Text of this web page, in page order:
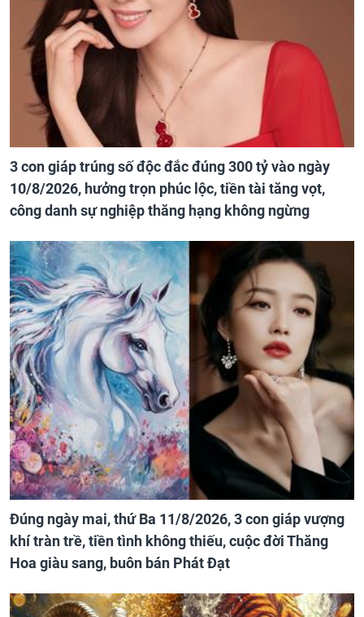
3 con giáp trúng số độc đắc đúng 300 tỷ vào ngày
10/8/2026, hưởng trọn phúc lộc, tiền tài tăng vọt,
công danh sự nghiệp thăng hạng không ngừng
Đúng ngày mai, thứ Ba 11/8/2026, 3 con giáp vượng
khí tràn trề, tiền tình không thiếu, cuộc đời Thăng
Hoa giàu sang, buôn bán Phát Đạt